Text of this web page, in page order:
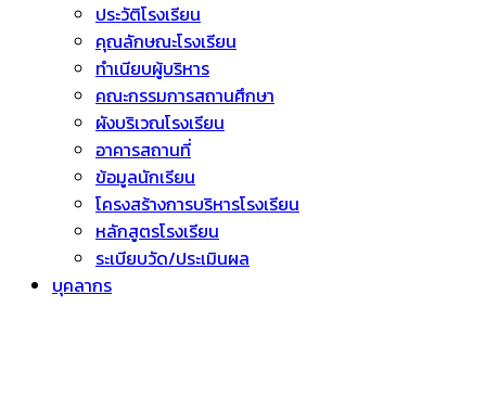
ประวัติโรงเรียน
คุณลักษณะโรงเรียน
ทำเนียบผู้บริหาร
คณะกรรมการสถานศึกษา
ผังบริเวณโรงเรียน
อาคารสถานที่
ข้อมูลนักเรียน
โครงสร้างการบริหารโรงเรียน
หลักสูตรโรงเรียน
ระเบียบวัด/ประเมินผล
บุคลากร